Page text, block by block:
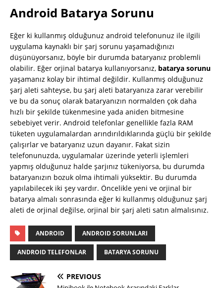
Android Batarya Sorunu
Eğer ki kullanmış olduğunuz android telefonunuz ile ilgili
uygulama kaynaklı bir şarj sorunu yaşamadığınızı
düşünüyorsanız, böyle bir durumda bataryanız problemli
olabilir. Eğer orjinal batarya kullanıyorsanız, batarya sorunu
yaşamanız kolay bir ihtimal değildir. Kullanmış olduğunuz
şarj aleti sahteyse, bu şarj aleti bataryanıza zarar verebilir
ve bu da sonuç olarak bataryanızın normalden çok daha
hızlı bir şekilde tükenmesine yada aniden bitmesine
sebebiyet verir. Android telefonlar genellikle fazla RAM
tüketen uygulamalardan arındırıldıklarında güçlü bir şekilde
çalışırlar ve bataryanız uzun dayanır. Fakat sizin
telefonunuzda, uygulamalar üzerinde yeterli işlemleri
yapmış olduğunuz halde şarjınız tükeniyorsa, bu durumda
bataryanızın bozuk olma ihtimali yüksektir. Bu durumda
yapılabilecek iki şey vardır. Öncelikle yeni ve orjinal bir
batarya almalı sonrasında eğer ki kullanmış olduğunuz şarj
aleti de orjinal değilse, orjinal bir şarj aleti satın almalısınız.
ANDROID ANDROID SORUNLARI
ANDROID TELEFONLAR BATARYA SORUNU
PREVIOUS